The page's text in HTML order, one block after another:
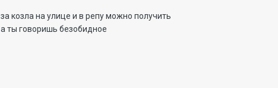
за козла на улице и в репу можно получить
а ты говоришь безобидное